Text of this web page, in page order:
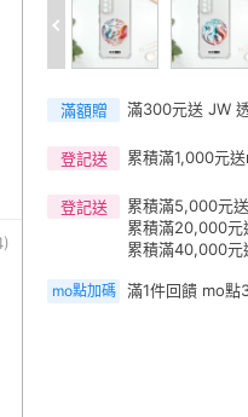
)
滿額贈 滿300元送 JW
登記送 累積滿1,000元
登記送
累積滿5,000元
累積滿20,000
累積滿40,000元
mo點加碼 滿1件回饋 mo點